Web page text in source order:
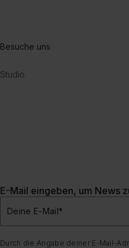
Besuche uns
Studio
E-Mail eingeben, um News
Deine E-Mail*
Durch die Angabe deiner E-Mail-